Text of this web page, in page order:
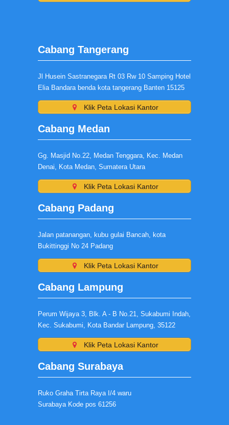
Cabang Tangerang
Jl Husein Sastranegara Rt 03 Rw 10 Samping Hotel
Elia Bandara benda kota tangerang Banten 15125
Klik Peta Lokasi Kantor
Cabang Medan
Gg. Masjid No.22, Medan Tenggara, Kec. Medan
Denai, Kota Medan, Sumatera Utara
Klik Peta Lokasi Kantor
Cabang Padang
Jalan patanangan, kubu gulai Bancah, kota
Bukittinggi No 24 Padang
Klik Peta Lokasi Kantor
Cabang Lampung
Perum Wijaya 3, Blk. A - B No.21, Sukabumi Indah,
Kec. Sukabumi, Kota Bandar Lampung, 35122
Klik Peta Lokasi Kantor
Cabang Surabaya
Ruko Graha Tirta Raya I/4 waru
Surabaya Kode pos 61256